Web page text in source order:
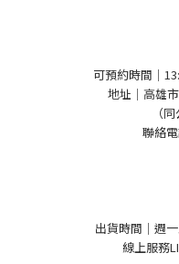
可預約時間｜
地址｜高雄
（
聯絡
出貨時間｜週
線上服務